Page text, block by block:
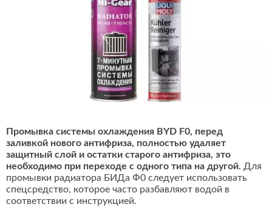
Промывка системы охлаждения BYD F0, перед
заливкой нового антифриза, полностью удаляет
защитный слой и остатки старого антифриза, это
необходимо при переходе с одного типа на другой. Для
промывки радиатора БИДа Ф0 следует использовать
спецсредство, которое часто разбавляют водой в
соответствии с инструкцией.